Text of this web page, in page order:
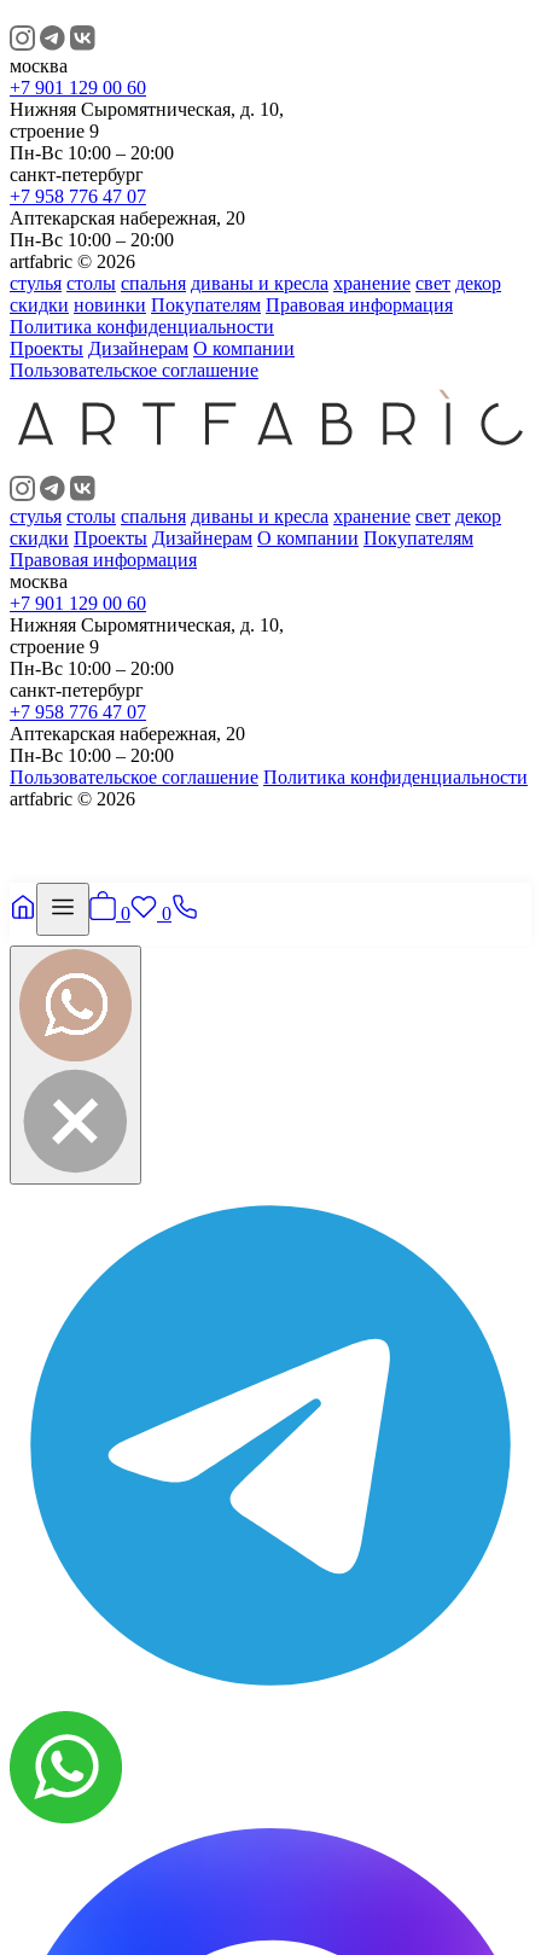
москва
+7 901 129 00 60
Нижняя Сыромятническая, д. 10,
строение 9
Пн-Вс 10:00 – 20:00
санкт-петербург
+7 958 776 47 07
Аптекарская набережная, 20
Пн-Вс 10:00 – 20:00
artfabric © 2026
стулья столы спальня диваны и кресла хранение свет декор
скидки новинки Покупателям Правовая информация
Политика конфиденциальности
Проекты Дизайнерам О компании
Пользовательское соглашение
стулья столы спальня диваны и кресла хранение свет декор
скидки Проекты Дизайнерам О компании Покупателям
Правовая информация
москва
+7 901 129 00 60
Нижняя Сыромятническая, д. 10,
строение 9
Пн-Вс 10:00 – 20:00
санкт-петербург
+7 958 776 47 07
Аптекарская набережная, 20
Пн-Вс 10:00 – 20:00
Пользовательское соглашение Политика конфиденциальности
artfabric © 2026
0 0